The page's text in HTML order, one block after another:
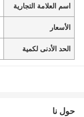
اسم العلامة التجارية
الأسعار
الحد الأدنى لكمية
حول نا